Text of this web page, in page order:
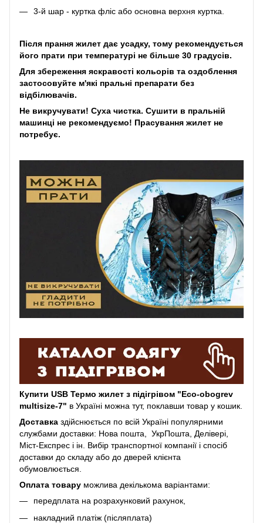
3-й шар - куртка фліс або основна верхня куртка.
Після прання жилет дає усадку, тому рекомендується
його прати при температурі не більше 30 градусів.
Для збереження яскравості кольорів та оздоблення
застосовуйте м'які пральні препарати без
відбілювачів.
Не викручувати! Суха чистка. Сушити в пральній
машинці не рекомендуємо! Прасування жилет не
потребує.
Купити USB Термо жилет з підігрівом "Eco-obogrev
multisize-7" в Україні можна тут, поклавши товар у кошик.
Доставка здійснюється по всій Україні популярними
службами доставки: Нова пошта, УкрПошта, Делівері,
Міст-Експрес і ін. Вибір транспортної компанії і спосіб
доставки до складу або до дверей клієнта
обумовлюється.
Оплата товару можлива декількома варіантами:
передплата на розрахунковий рахунок,
накладний платіж (післяплата)